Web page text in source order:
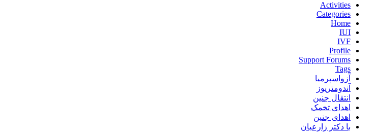
Activities
Categories
Home
IUI
IVF
Profile
Support Forums
Tags
آزواسپرمیا
آندومتریوز
انتقال جنین
اهدای تخمک
اهدای جنین
با دکتر زارعیان